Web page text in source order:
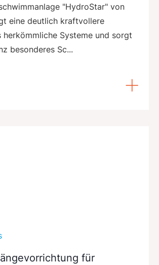
"HydroStar" von
eine deutlich kraftvollere
herkömmliche Systeme und sorgt
besonderes Sc...
für